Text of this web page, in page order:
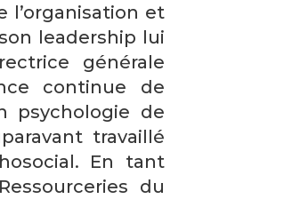
l’organisation et
leadership lui
générale
continue de
psychologie de
travaillé
En tant
du